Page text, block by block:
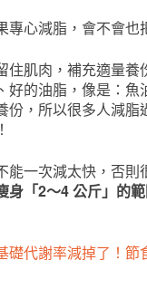
專心減脂，會不會也
住肌肉，補充適量養
好的油脂，像是：魚
份，所以很多人減脂
能一次減太快，否則
身「2～4 公斤」的
礎代謝率減掉了！節